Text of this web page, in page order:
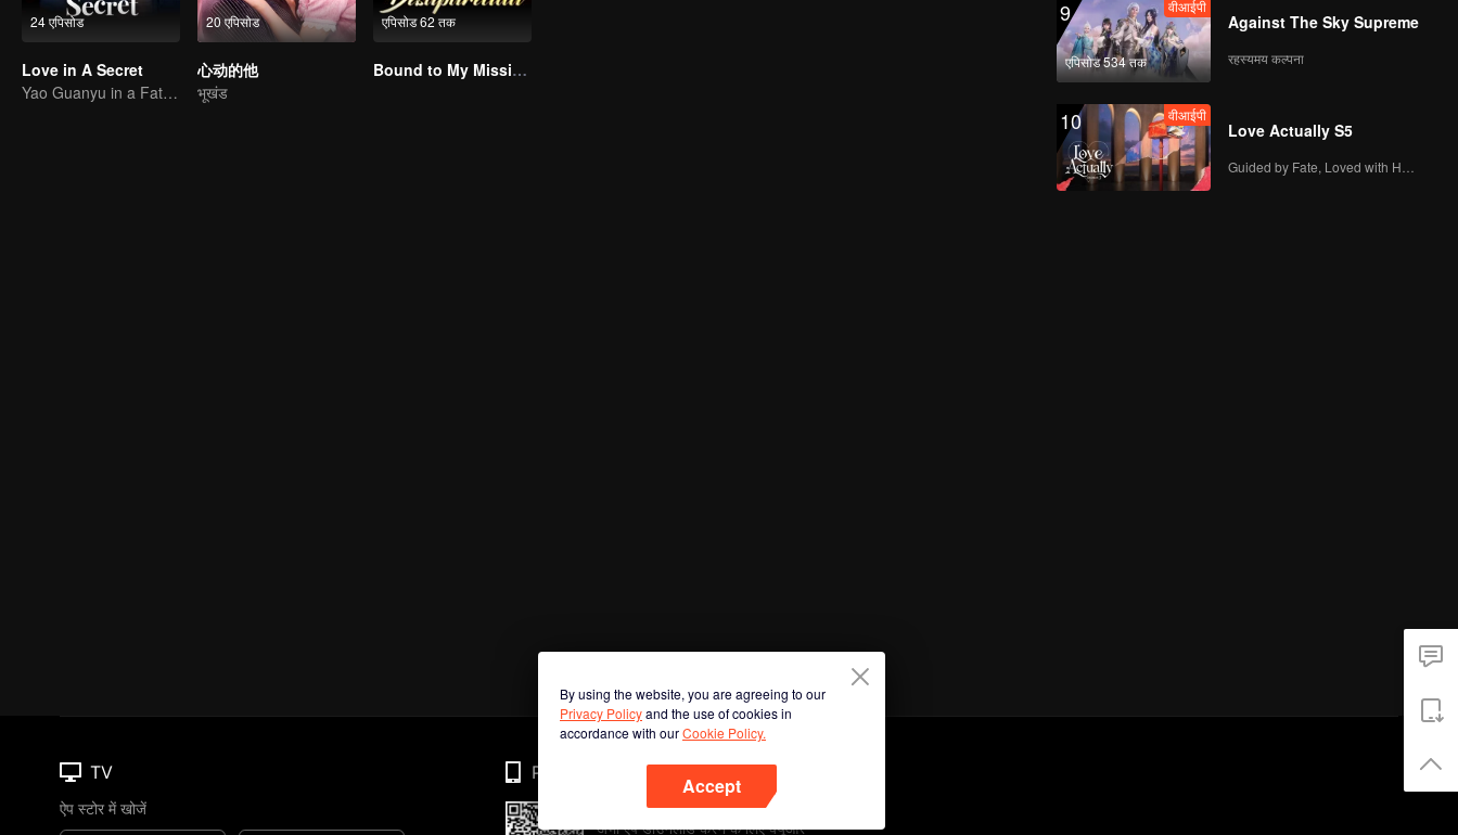
24 एपिसोड
Love in A Secret
Yao Guanyu in a Fateful Game of Love and Obsession
20 एपिसोड
心动的他
भूखंड
एपिसोड 62 तक
Bound to My Missing Wife
9
एपिसोड 534 तक
वीआईपी
Against The Sky Supreme
रहस्यमय कल्पना
10 वीआईपी
Love Actually S5
By using the website, you are agreeing to our
Privacy Policyand the use of cookies in
accordance with ourCookie Policy.
Accept
TV
ऐप स्टोर में खोजें
Phone
अभी ऐप डाउनलोड करने के लिए क्यूआर